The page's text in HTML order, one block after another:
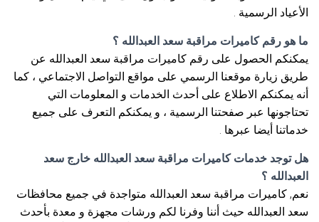
الأعياد الرسمية .
ما هو رقم كاميرات مراقبة سعد العبدالله ؟
يمكنكم الحصول على رقم كاميرات مراقبة سعد العبدالله عن
طريق زيارة موقعنا الرسمي على مواقع التواصل الاجتماعي ، كما
أنه يمكنكم الاطلاع على أحدث الخدمات و المعلومات التي
تحتاجونها عبر صفحتنا الرسمية ، و يمكنكم التعرف على جميع
خدماتنا أيضا عبرها .
هل توجد خدمات كاميرات مراقبة سعد العبدالله خارج سعد
العبدالله ؟
نعم, كاميرات مراقبة سعد العبدالله متواجدة في جميع محافظات
سعد العبدالله حيث أننا وفرنا لكم ورشات مجهزة و معدة بأحدث